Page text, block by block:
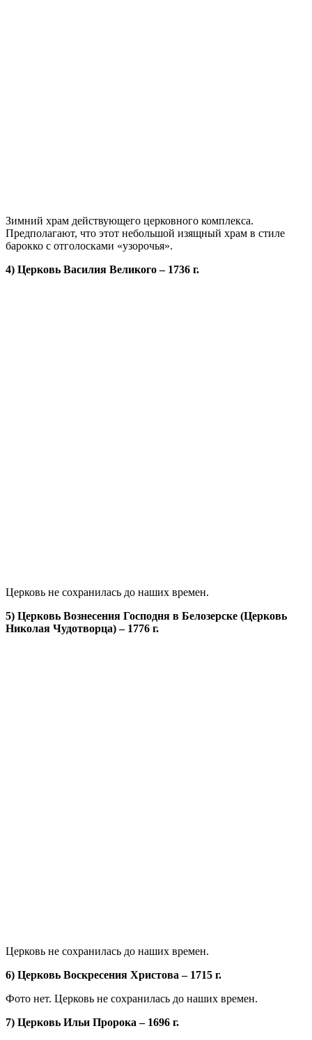
Зимний храм действующего церковного комплекса.
Предполагают, что этот небольшой изящный храм в стиле
барокко с отголосками «узорочья».
4) Церковь Василия Великого – 1736 г.
Церковь не сохранилась до наших времен.
5) Церковь Вознесения Господня в Белозерске (Церковь
Николая Чудотворца) – 1776 г.
Церковь не сохранилась до наших времен.
6) Церковь Воскресения Христова – 1715 г.
Фото нет. Церковь не сохранилась до наших времен.
7) Церковь Ильи Пророка – 1696 г.